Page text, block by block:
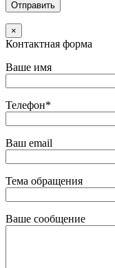
×
Контактная форма
Ваше имя
Телефон*
Ваш email
Тема обращения
Ваше сообщение